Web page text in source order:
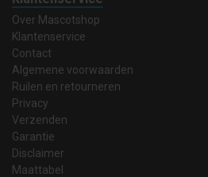
Over Mascotshop
Klantenservice
Contact
Algemene voorwaarden
Ruilen en retourneren
Privacy
Verzenden
Garantie
Disclaimer
Maattabel